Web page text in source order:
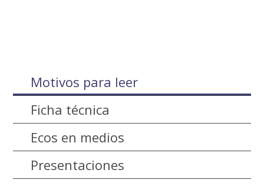
Motivos para leer
Ficha técnica
Ecos en medios
Presentaciones